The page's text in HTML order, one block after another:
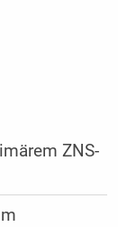
ZNS-